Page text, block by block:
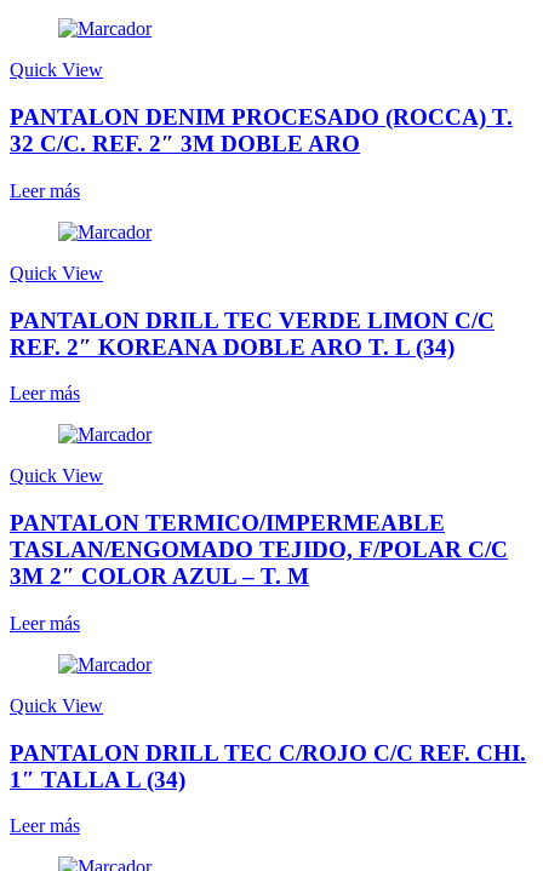
Quick View
PANTALON DENIM PROCESADO (ROCCA) T.
32 C/C. REF. 2″ 3M DOBLE ARO
Leer más
Quick View
PANTALON DRILL TEC VERDE LIMON C/C
REF. 2″ KOREANA DOBLE ARO T. L (34)
Leer más
Quick View
PANTALON TERMICO/IMPERMEABLE
TASLAN/ENGOMADO TEJIDO, F/POLAR C/C
3M 2″ COLOR AZUL – T. M
Leer más
Quick View
PANTALON DRILL TEC C/ROJO C/C REF. CHI.
1″ TALLA L (34)
Leer más